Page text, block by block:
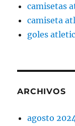
camisetas
camiseta
goles
ARCHIVOS
agosto 2024